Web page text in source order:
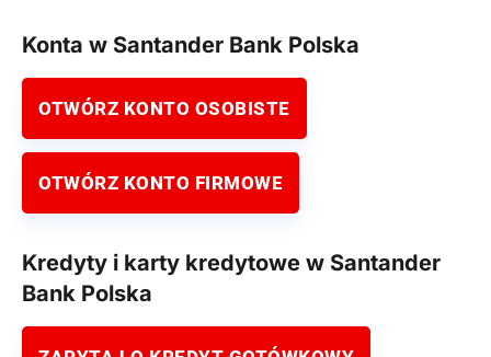
Konta w Santander Bank Polska
OTWÓRZ KONTO OSOBISTE
OTWÓRZ KONTO FIRMOWE
Kredyty i karty kredytowe w Santander
Bank Polska